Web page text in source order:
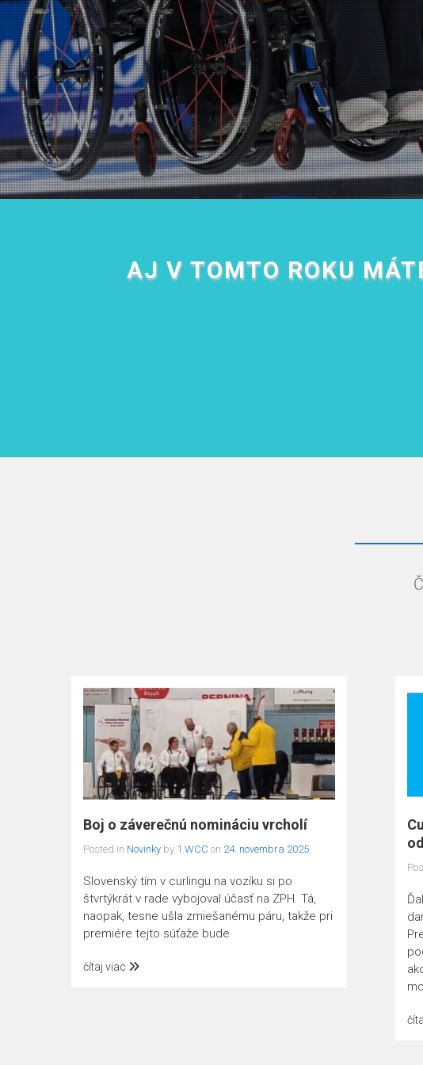
AJ V TOMTO ROKU
Boj o záverečnú nomináciu vrcholí
Posted in Novinky by 1.WCC on 24. novembra 2025
Slovenský tím v curlingu na vozíku si po
štvrtýkrát v rade vybojoval účasť na ZPH. Tá,
naopak, tesne ušla zmiešanému páru, takže pri
premiére tejto súťaže bude
čítaj viac